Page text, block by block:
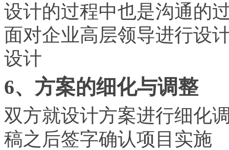
设计的过程中也是沟通的
面对企业高层领导进行设
设计
6、方案的细化与调整
双方就设计方案进行细化
稿之后签字确认项目实施